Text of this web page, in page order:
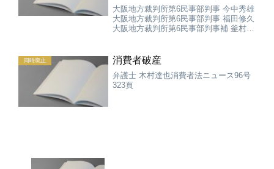
権等の法律問題 第2回）
大阪地方裁判所第6民事部判事 今中秀雄
大阪地方裁判所第6民事部判事 福田修久
大阪地方裁判所第6民事部判事補 釜村健
同時廃止 消費者破産
弁護士 木村達也消費者法ニュース96号
323頁